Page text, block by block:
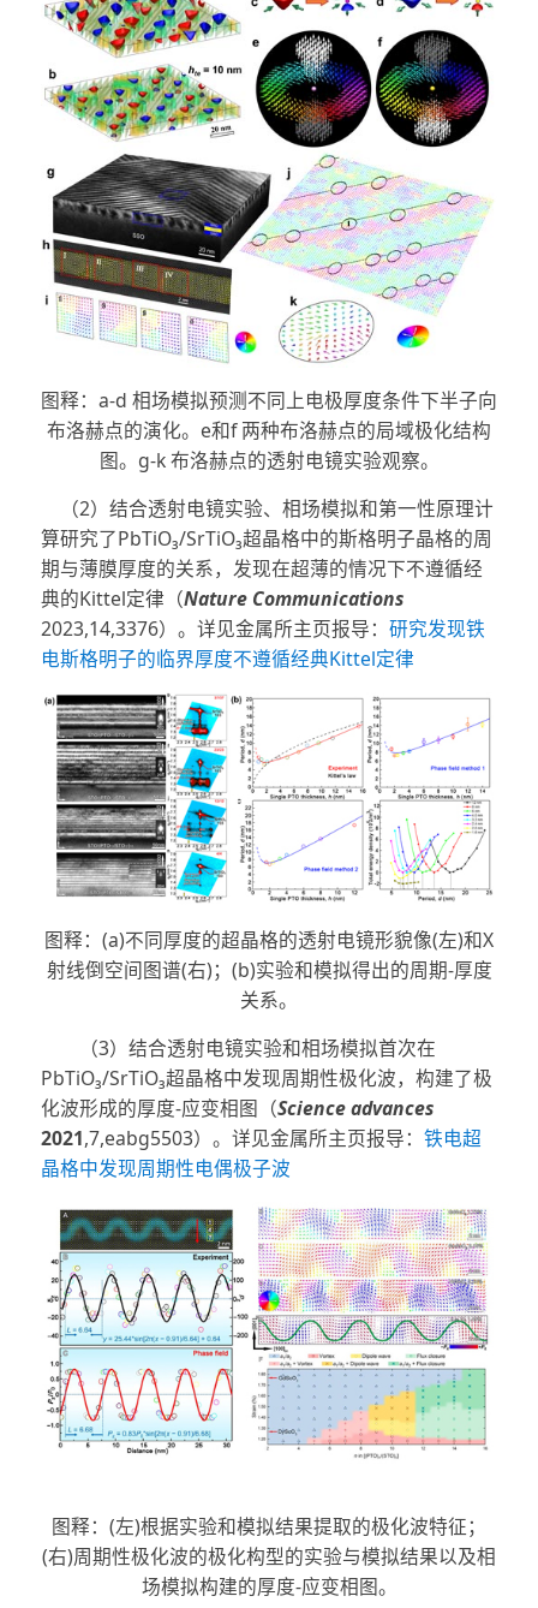
图释：a-d 相场模拟预测不同上电极厚度条件下半子向
布洛赫点的演化。e和f 两种布洛赫点的局域极化结构
图。g-k 布洛赫点的透射电镜实验观察。
（2）结合透射电镜实验、相场模拟和第一性原理计
算研究了PbTiO₃/SrTiO₃超晶格中的斯格明子晶格的周
期与薄膜厚度的关系，发现在超薄的情况下不遵循经
典的Kittel定律（Nature Communications
2023,14,3376）。详见金属所主页报导： 研究发现铁
电斯格明子的临界厚度不遵循经典Kittel定律
图释：(a)不同厚度的超晶格的透射电镜形貌像(左)和X
射线倒空间图谱(右)；(b)实验和模拟得出的周期-厚度
关系。
（3）结合透射电镜实验和相场模拟首次在
PbTiO₃/SrTiO₃超晶格中发现周期性极化波，构建了极
化波形成的厚度-应变相图（Science advances
2021,7,eabg5503）。详见金属所主页报导： 铁电超
晶格中发现周期性电偶极子波
图释：(左)根据实验和模拟结果提取的极化波特征；
(右)周期性极化波的极化构型的实验与模拟结果以及相
场模拟构建的厚度-应变相图。